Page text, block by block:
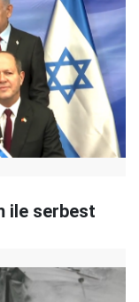
ile serbest